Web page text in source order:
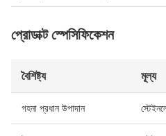
প্রোডাক্ট স্পেসিফিকেশন
বৈশিষ্ট্য মূল্য
গহনা প্রধান উপাদান